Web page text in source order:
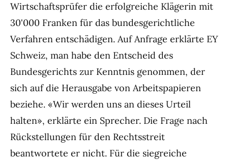
Wirtschaftsprüfer die erfolgreiche Klägerin mit
30'000 Franken für das bundesgerichtliche
Verfahren entschädigen. Auf Anfrage erklärte EY
Schweiz, man habe den Entscheid des
Bundesgerichts zur Kenntnis genommen, der
sich auf die Herausgabe von Arbeitspapieren
beziehe. «Wir werden uns an dieses Urteil
halten», erklärte ein Sprecher. Die Frage nach
Rückstellungen für den Rechtsstreit
beantwortete er nicht. Für die siegreiche